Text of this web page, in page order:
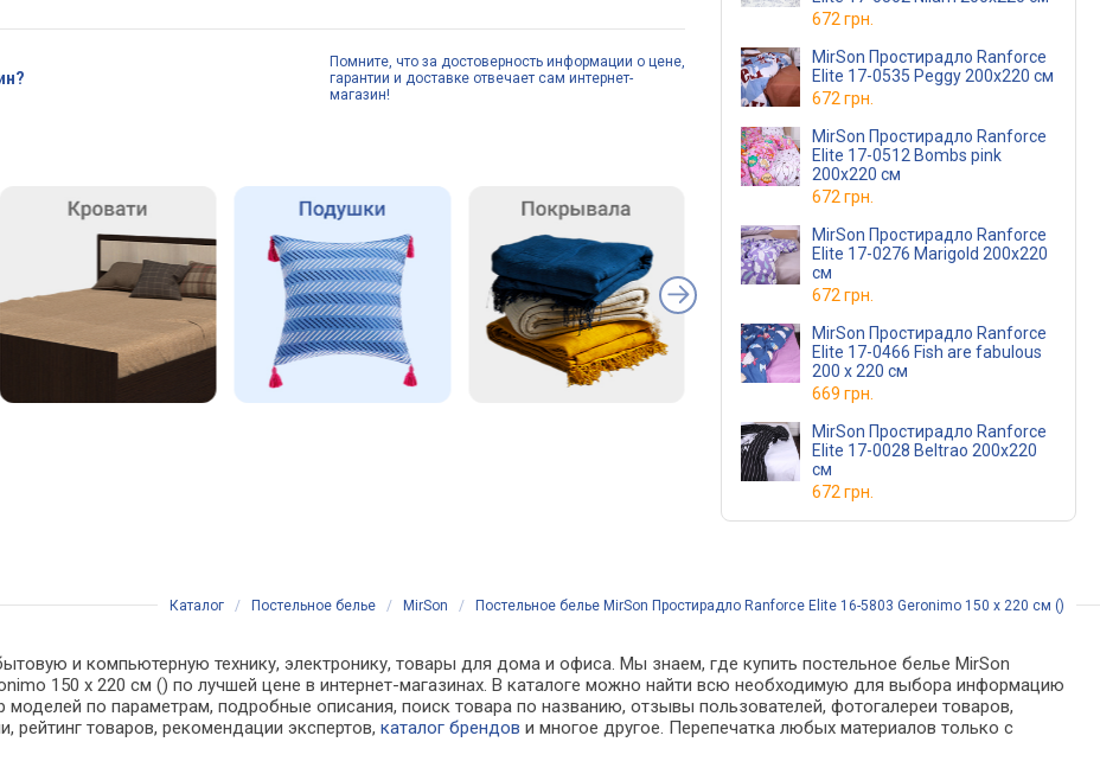
Помните, что за достоверность информации о цене,
гарантии и доставке отвечает сам интернет-
магазин!
672 грн.
MirSon Простирадло Ranforce
Elite 17-0535 Peggy 200x220 см
672 грн.
MirSon Простирадло Ranforce
Elite 17-0512 Bombs pink
200х220 см
672 грн.
MirSon Простирадло Ranforce
Elite 17-0276 Marigold 200x220
см
672 грн.
MirSon Простирадло Ranforce
Elite 17-0466 Fish are fabulous
200 х 220 см
669 грн.
MirSon Простирадло Ranforce
Elite 17-0028 Beltrao 200x220
см
672 грн.
Каталог / Постельное белье / MirSon / Постельное белье MirSon Простирадло Ranforce Elite 16-5803 Geronimo 150 х 220 см ()
и компьютерную технику, электронику, товары для дома и офиса. Мы знаем, где купить постельное белье MirSon
150 х 220 см () по лучшей цене в интернет-магазинах. В каталоге можно найти всю необходимую для выбора информацию
моделей по параметрам, подробные описания, поиск товара по названию, отзывы пользователей, фотогалереи товаров,
рейтинг товаров, рекомендации экспертов,каталог брендов и многое другое. Перепечатка любых материалов только с